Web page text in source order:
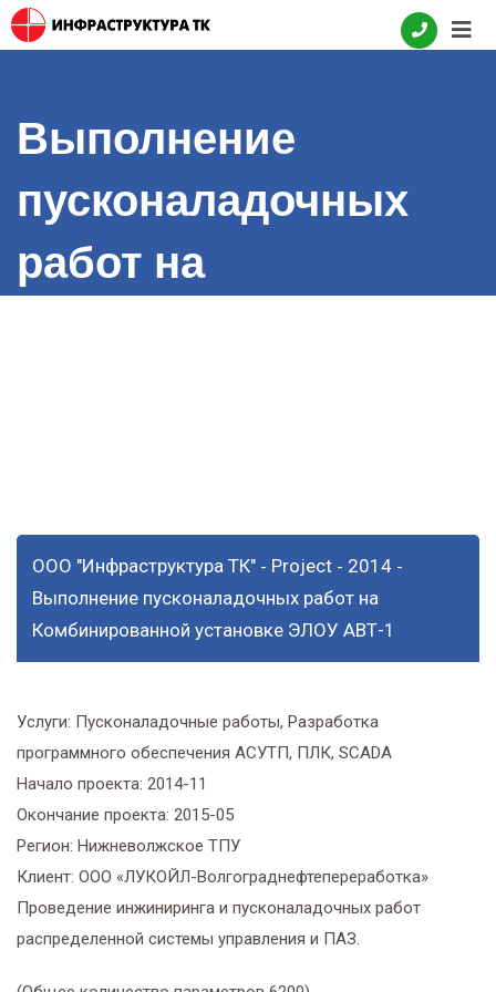
Skip
to
Выполнение
пусконаладочных
работ на
ООО "Инфраструктура ТК" - Project - 2014 -
Выполнение пусконаладочных работ на
Комбинированной установке ЭЛОУ АВТ-1
Услуги: Пусконаладочные работы, Разработка
программного обеспечения АСУТП, ПЛК, SCADA
Начало проекта: 2014-11
Окончание проекта: 2015-05
Регион: Нижневолжское ТПУ
Клиент: ООО «ЛУКОЙЛ-Волгограднефтепереработка»
Проведение инжиниринга и пусконаладочных работ
распределенной системы управления и ПАЗ.